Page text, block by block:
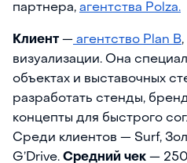
партнера, агентства Polza.
Клиент — агентство Plan B
визуализации. Она
объектах и выставочных
разработать стенды,
концепты для быстрого
Среди клиентов — Surf,
G’Drive. Средний чек —